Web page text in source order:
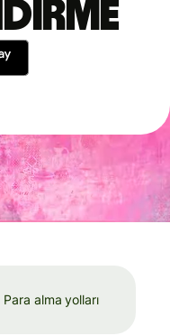
Para alma yolları